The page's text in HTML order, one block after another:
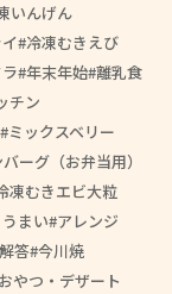
いんげん
冷凍むきえび
年末年始 離乳食
チン
ミックスベリー
ーグ（お弁当用）
凍むきエビ大粒
まい アレンジ
解答 今川焼
おやつ・デザート